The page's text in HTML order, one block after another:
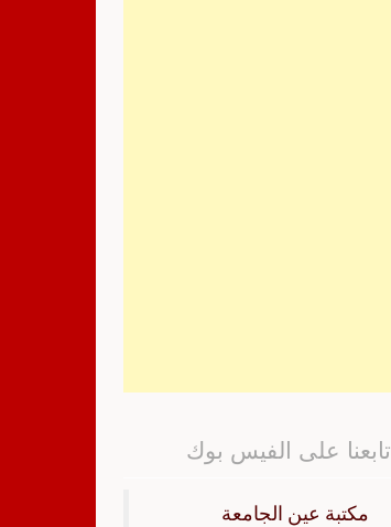
تابعنا على الفيس بوك
‏مكتبة عين الجامعة‏